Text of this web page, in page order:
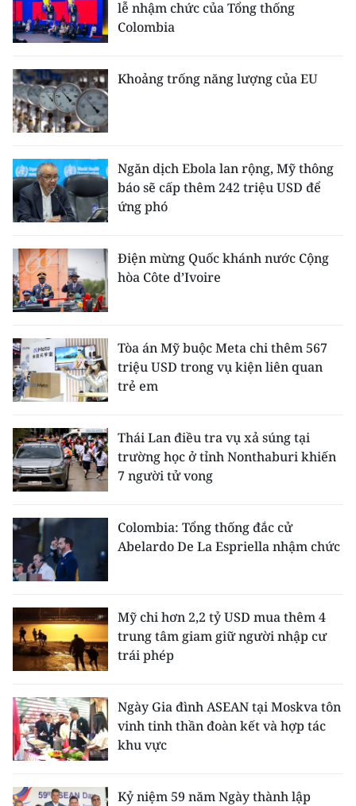
lễ nhậm chức của Tổng thống
Colombia
Khoảng trống năng lượng của EU
Ngăn dịch Ebola lan rộng, Mỹ thông
báo sẽ cấp thêm 242 triệu USD để
ứng phó
Điện mừng Quốc khánh nước Cộng
hòa Côte d’Ivoire
Tòa án Mỹ buộc Meta chi thêm 567
triệu USD trong vụ kiện liên quan
trẻ em
Thái Lan điều tra vụ xả súng tại
trường học ở tỉnh Nonthaburi khiến
7 người tử vong
Colombia: Tổng thống đắc cử
Abelardo De La Espriella nhậm chức
Mỹ chi hơn 2,2 tỷ USD mua thêm 4
trung tâm giam giữ người nhập cư
trái phép
Ngày Gia đình ASEAN tại Moskva tôn
vinh tinh thần đoàn kết và hợp tác
khu vực
Kỷ niệm 59 năm Ngày thành lập